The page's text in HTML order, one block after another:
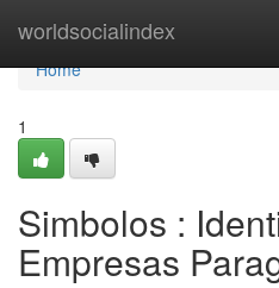
worldsocialindex
Home
Home
1
Simbolos :
Empresas